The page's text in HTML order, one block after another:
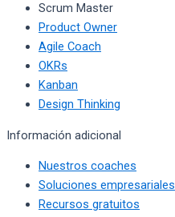
Scrum Master
Product Owner
Agile Coach
OKRs
Kanban
Design Thinking
Información adicional
Nuestros coaches
Soluciones empresariales
Recursos gratuitos